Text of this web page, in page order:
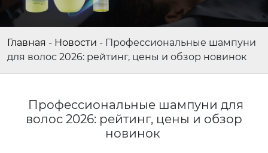
Главная - Новости - Профессиональные шампуни
для волос 2026: рейтинг, цены и обзор новинок
Профессиональные шампуни для
волос 2026: рейтинг, цены и обзор
новинок